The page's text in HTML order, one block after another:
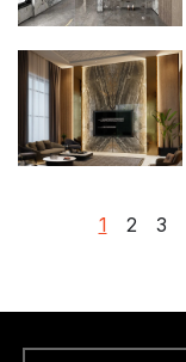
ペ
ー
1 2 3